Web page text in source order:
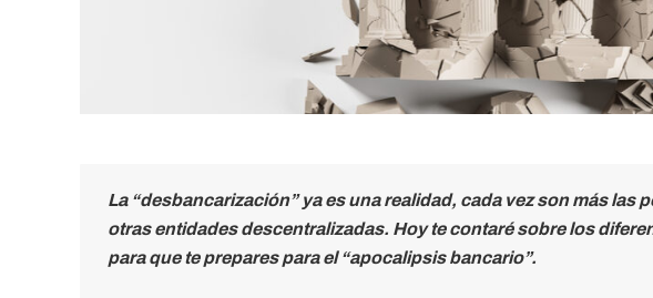
La “desbancarización” ya es una realidad, cada vez son más las
otras entidades descentralizadas. Hoy te contaré sobre los
para que te prepares para el “apocalipsis bancario”.